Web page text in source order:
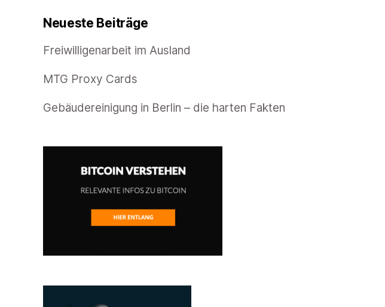
Neueste Beiträge
Freiwilligenarbeit im Ausland
MTG Proxy Cards
Gebäudereinigung in Berlin – die harten Fakten